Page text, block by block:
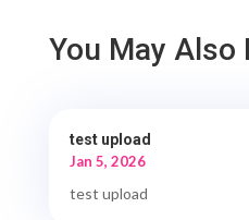
You May Also
test upload
Jan 5, 2026
test upload